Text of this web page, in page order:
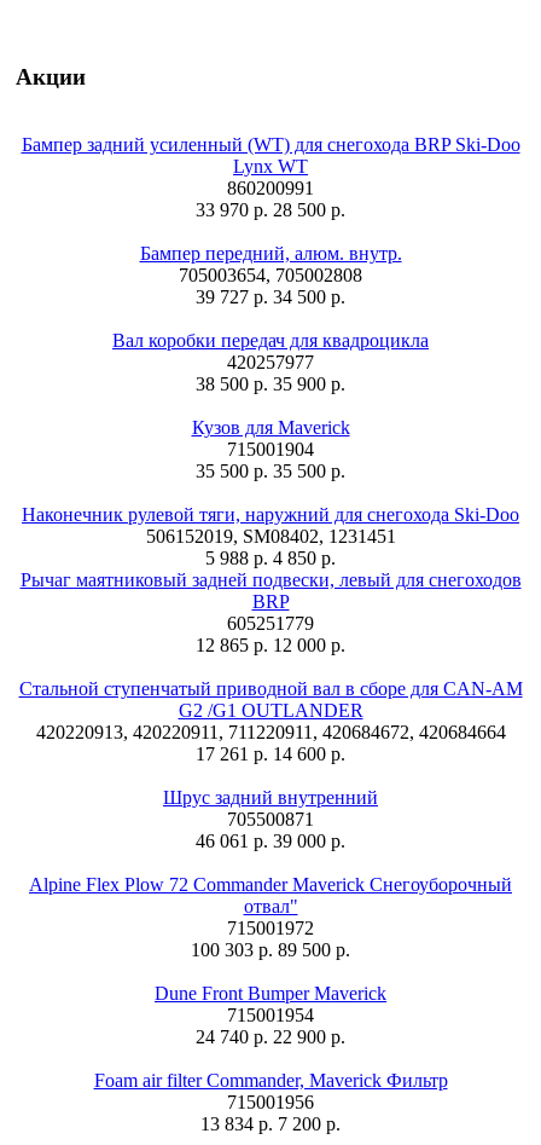
Акции
Бампер задний усиленный (WT) для снегохода BRP Ski-Doo
Lynx WT
860200991
33 970 р. 28 500 р.
Бампер передний, алюм. внутр.
705003654, 705002808
39 727 р. 34 500 р.
Вал коробки передач для квадроцикла
420257977
38 500 р. 35 900 р.
Кузов для Maverick
715001904
35 500 р. 35 500 р.
Наконечник рулевой тяги, наружний для снегохода Ski-Doo
506152019, SM08402, 1231451
5 988 р. 4 850 р.
Рычаг маятниковый задней подвески, левый для снегоходов
BRP
605251779
12 865 р. 12 000 р.
Стальной ступенчатый приводной вал в сборе для CAN-AM
G2 /G1 OUTLANDER
420220913, 420220911, 711220911, 420684672, 420684664
17 261 р. 14 600 р.
Шрус задний внутренний
705500871
46 061 р. 39 000 р.
Alpine Flex Plow 72 Commander Maverick Снегоуборочный
отвал"
715001972
100 303 р. 89 500 р.
Dune Front Bumper Maverick
715001954
24 740 р. 22 900 р.
Foam air filter Commander, Maverick Фильтр
715001956
13 834 р. 7 200 р.